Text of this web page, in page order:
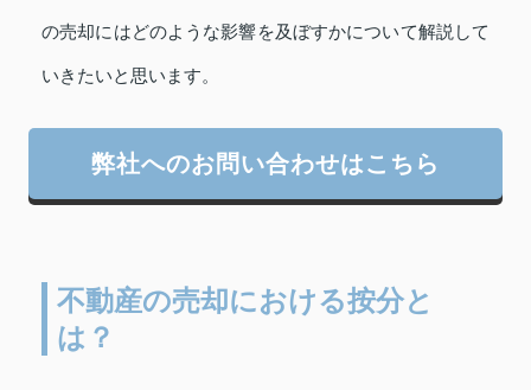
の売却にはどのような影響を及ぼすかについて解説して
いきたいと思います。
弊社へのお問い合わせはこちら
不動産の売却における按分と
は？